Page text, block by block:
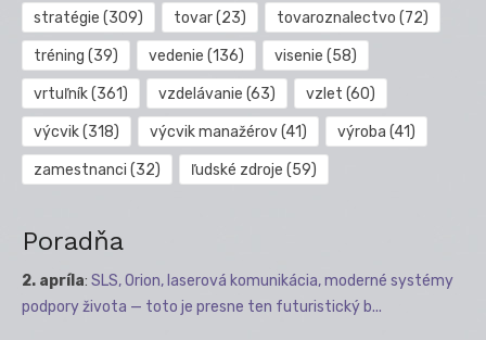
stratégie (309) tovar(23) tovaroznalectvo (72)
tréning (39) vedenie (136) visenie (58)
vrtuľník(361) vzdelávanie (63) vzlet (60)
výcvik(318) výcvik manažérov(41) výroba (41)
zamestnanci (32) ľudské zdroje (59)
Poradňa
2. apríla: SLS, Orion, laserová komunikácia, moderné systémy
podpory života — toto je presne ten futuristický b...